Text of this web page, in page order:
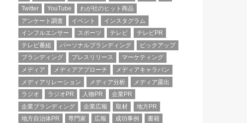
Twitter YouTube
わが社のヒット商品
アンケート調査
イベント
インスタグラム
インフルエンサー
スポーツ テレビ
テレビPR
テレビ番組
パーソナルブランディング
ピックアップ
ブランディング
プレスリリース
マーケティング
メディア
メディアアプローチ
メディアキャラバン
メディアリレーション
メディア分析
メディア露出
ラジオ
ラジオPR 人物PR
企業PR
企業ブランディング
企業広報 取材
地方PR
地方自治体PR
専門家 広報 成功事例
書籍